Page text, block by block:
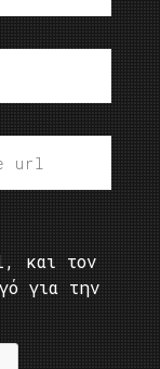
και τον
για την